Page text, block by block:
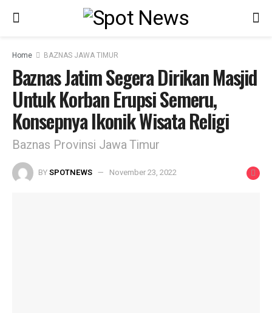
Home BAZNAS JAWA TIMUR
Baznas Jatim Segera Dirikan Masjid
Untuk Korban Erupsi Semeru,
Konsepnya Ikonik Wisata Religi
Baznas Provinsi Jawa Timur
BYSPOTNEWS November 23, 2022